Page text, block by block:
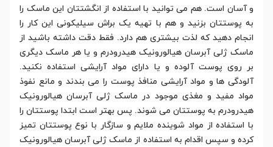
و آسان است. هم می توانید با استفاده از انگشتتان این ماسک را
به پوستتان بزنید و هم با تهیه یک براش سیلیکونی این کار را
انجام دهید که لذت بیشتری هم دارد. فقط دقت داشته باشید از
ماسک ژلی آبرسان هیالورونیک هیدرودرم و یا هر ماسک دیگری
بر روی پوست آلوده و یا دارای مواد آرایشی استفاده نکنید.
آلودگی ها و مواد آرایشی منافذ پوست را می بندند و مانع نفوذ
مواد مفید و مغذی موجود در ماسک ژلی آبرسان هیالورونیک
هیدرودرم به پوستتان می شوند. پس بهتر است ابتدا پوستتان را
با استفاده از مواد شوینده ملایم و سازگار با نوع پوستتان تمیز
کرده و سپس اقدام به استفاده از ماسک ژلی آبرسان هیالورونیک